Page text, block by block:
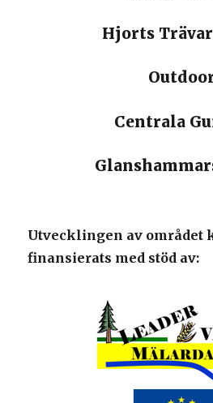
Hjorts
Centrala
Utvecklingen av området
finansierats med stöd av: